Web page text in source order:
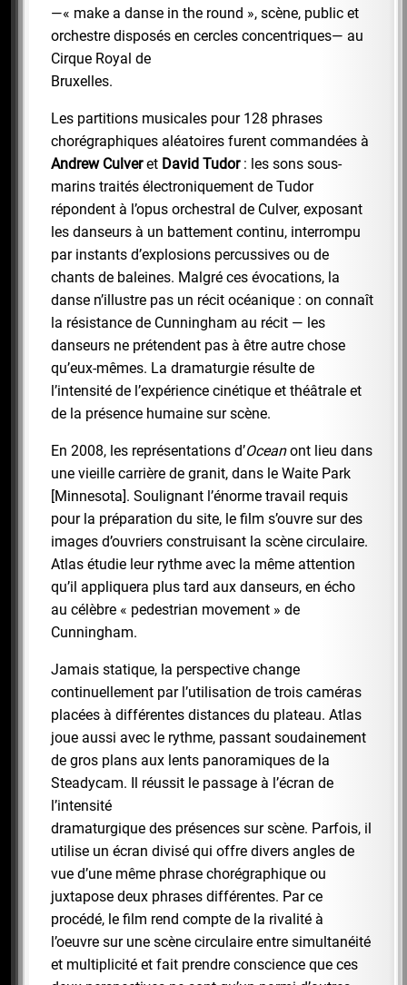
—« make a danse in the round », scène, public et
orchestre disposés en cercles concentriques— au
Cirque Royal de
Bruxelles.
Les partitions musicales pour 128 phrases
chorégraphiques aléatoires furent commandées à
Andrew Culveret David Tudor: les sons sous-
marins traités électroniquement de Tudor
répondent à l’opus orchestral de Culver, exposant
les danseurs à un battement continu, interrompu
par instants d’explosions percussives ou de
chants de baleines. Malgré ces évocations, la
danse n’illustre pas un récit océanique : on connaît
la résistance de Cunningham au récit — les
danseurs ne prétendent pas à être autre chose
qu’eux-mêmes. La dramaturgie résulte de
l’intensité de l’expérience cinétique et théâtrale et
de la présence humaine sur scène.
En 2008, les représentations d’Oceanont lieu dans
une vieille carrière de granit, dans le Waite Park
[Minnesota]. Soulignant l’énorme travail requis
pour la préparation du site, le film s’ouvre sur des
images d’ouvriers construisant la scène circulaire.
Atlas étudie leur rythme avec la même attention
qu’il appliquera plus tard aux danseurs, en écho
au célèbre « pedestrian movement » de
Cunningham.
Jamais statique, la perspective change
continuellement par l’utilisation de trois caméras
placées à différentes distances du plateau. Atlas
joue aussi avec le rythme, passant soudainement
de gros plans aux lents panoramiques de la
Steadycam. Il réussit le passage à l’écran de
l’intensité
dramaturgique des présences sur scène. Parfois, il
utilise un écran divisé qui offre divers angles de
vue d’une même phrase chorégraphique ou
juxtapose deux phrases différentes. Par ce
procédé, le film rend compte de la rivalité à
l’oeuvre sur une scène circulaire entre simultanéité
et multiplicité et fait prendre conscience que ces